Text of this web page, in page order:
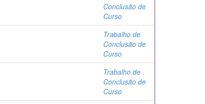
Conclusão de
Curso
Trabalho de
Conclusão de
Curso
Trabalho de
Conclusão de
Curso